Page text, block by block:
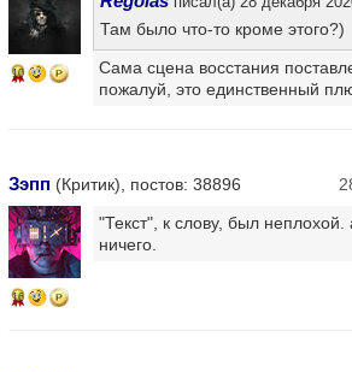
10
Там было что-то кроме этого?)
Сама сцена восстания
пожалуй, это единственный
Зэпп (Критик), постов: 38896
16
"Текст", к слову, был неплохой.
ничего.